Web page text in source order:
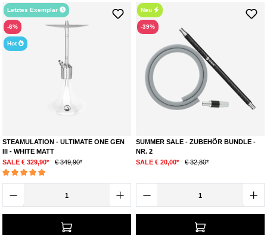
Artikel auf dich, darunter Shisha-Köpfe, Schläuche, Mundstücke und
Shisha-Kohle.
JETZT SPAREN – ZEITLICH BEGRENZTE SHISHA-
ANGEBOTE SICHERN
Unsere Angebote gelten nur für kurze Zeit und solange der Vorrat reicht.
Es lohnt sich also, regelmäßig vorbeizuschauen und dir die besten
Shisha-Deals zu sichern. Wenn du eine günstige Shisha oder reduziertes
Zubehör aus unserem Shisha-Sale ergattern willst, solltest du nicht zu
lange warten. Dank unserer Rabatte bekommst du Top-Produkte zum
Letztes Exemplar
-6%
Hot
STEAMULATION - ULTIMATE ONE GEN
III - WHITE MATT
SALE € 329,90*
€ 349,90*
Durchschnittliche Bewertung von 5 von 5 Sternen
Neu
-39%
SUMMER SALE - ZUBEHÖR BUNDLE -
NR. 2
SALE € 20,00*
€ 32,80*